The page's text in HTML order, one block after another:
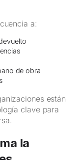
a:
de obra
están
clave para
la